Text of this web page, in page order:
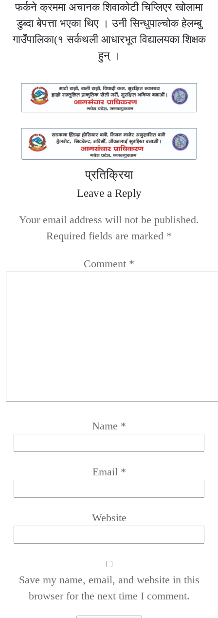
फर्कने क्रममा अचानक शिवाकोटी चिप्लिएर खोलामा
डुब्दा बेपत्ता भएका थिए । उनी सिन्धुपाल्चोक हेलम्बु
गाउँपालिका(१ सर्कथली आधारभूत विद्यालयका शिक्षक
हुन् ।
प्रतिक्रिया
Leave a Reply
Your email address will not be published.
Required fields are marked *
Comment *
Name *
Email *
Website
Save my name, email, and website in this
browser for the next time I comment.